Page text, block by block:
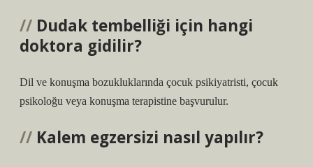
Dudak tembelliği için hangi
doktora gidilir?
Dil ve konuşma bozukluklarında çocuk psikiyatristi, çocuk
psikoloğu veya konuşma terapistine başvurulur.
Kalem egzersizi nasıl yapılır?